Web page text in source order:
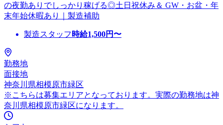
の夜勤ありでしっかり稼げる◎土日祝休み＆ GW・お盆・年
末年始休暇あり｜製造補助
製造スタッフ 時給1,500円〜
勤務地
面接地
神奈川県相模原市緑区
※こちらは募集エリアとなっております。実際の勤務地は神
奈川県相模原市緑区になります。